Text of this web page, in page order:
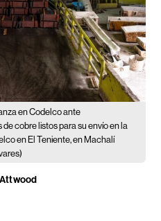
en Codelco ante
de cobre listos para su envío en la
en El Teniente, en Machalí